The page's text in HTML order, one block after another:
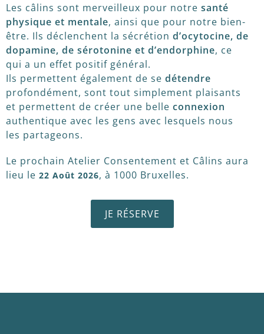
Les câlins sont merveilleux pour notre santé
physique et mentale, ainsi que pour notre bien-
être. Ils déclenchent la sécrétion d’ocytocine, de
dopamine, de sérotonine et d’endorphine, ce
qui a un effet positif général.
Ils permettent également de se détendre
profondément, sont tout simplement plaisants
et permettent de créer une belle connexion
authentique avec les gens avec lesquels nous
les partageons.
Le prochain Atelier Consentement et Câlins aura
lieu le 22 Août 2026, à 1000 Bruxelles.
JE RÉSERVE